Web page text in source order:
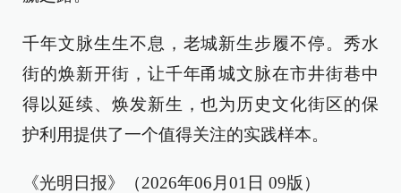
千年文脉生生不息，老城新生步履不停。秀水
街的焕新开街，让千年甬城文脉在市井街巷中
得以延续、焕发新生，也为历史文化街区的保
护利用提供了一个值得关注的实践样本。
《光明日报》（2026年06月01日 09版）